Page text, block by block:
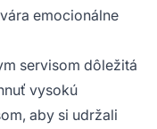
emocionálne
servisom dôležitá
vysokú
aby si udržali